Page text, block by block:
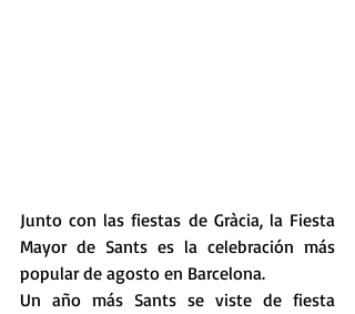
Junto con las fiestas de Gràcia, la Fiesta
Mayor de Sants es la celebración más
popular de agosto en Barcelona.
Un año más Sants se viste de fiesta